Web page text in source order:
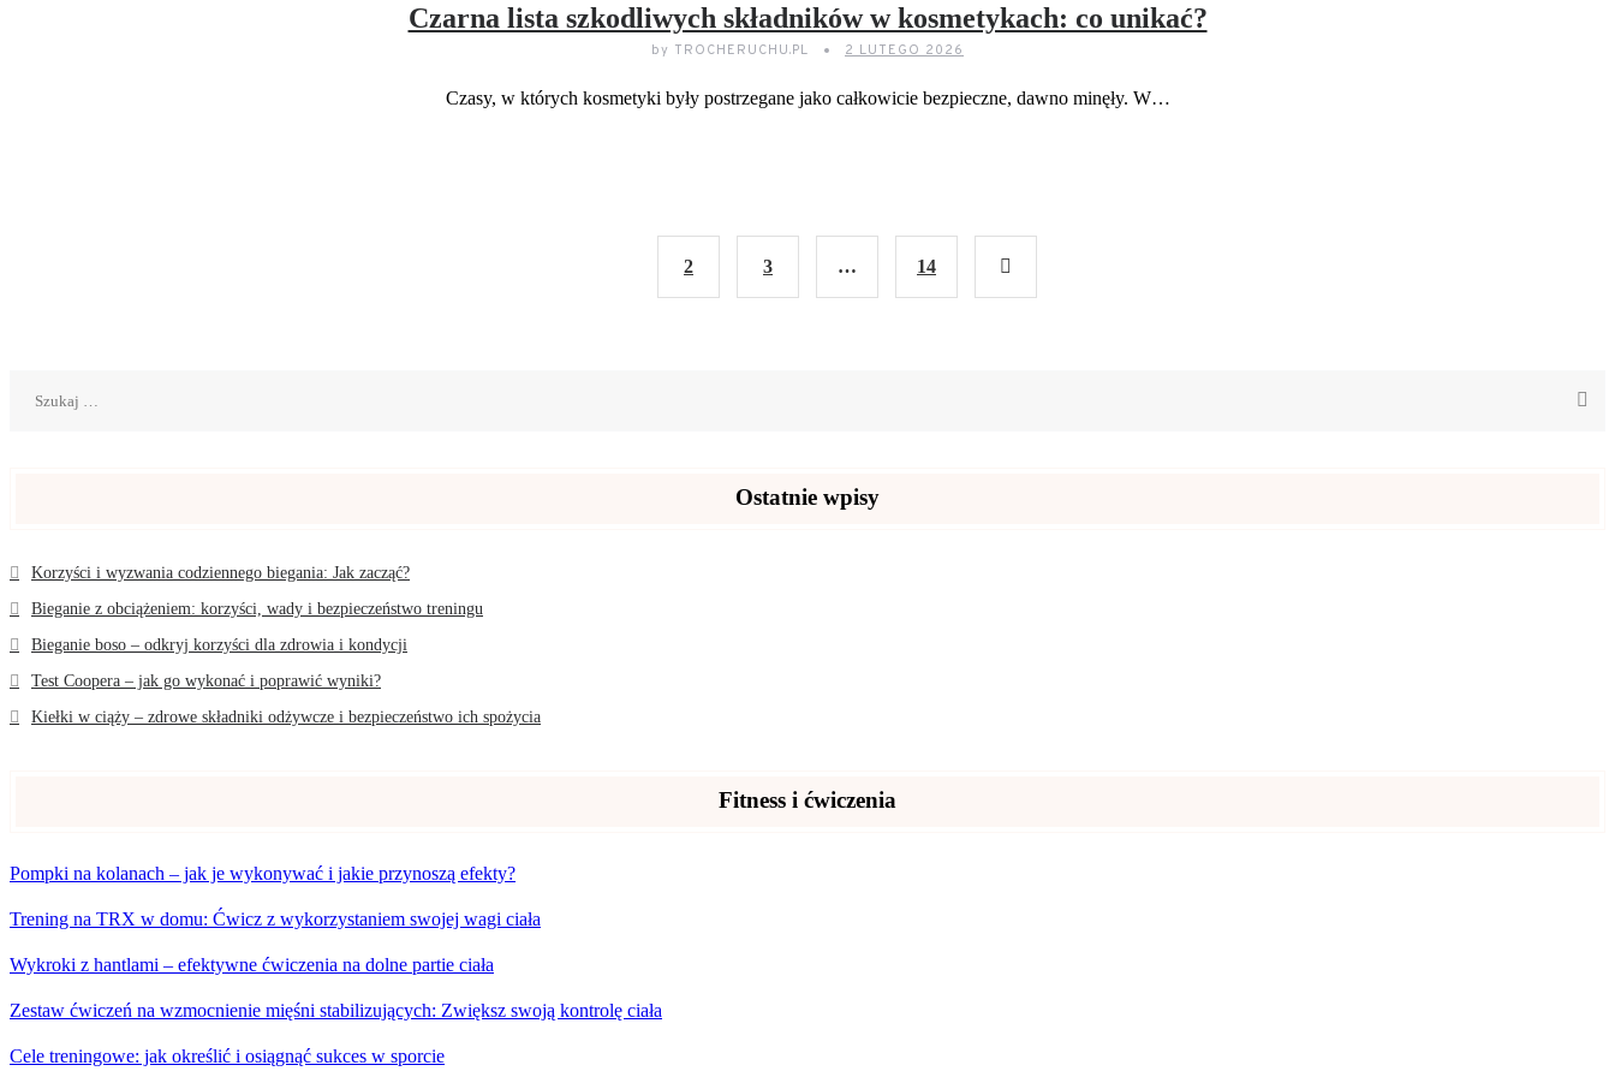
Czarna lista szkodliwych składników w kosmetykach: co unikać?
by TROCHERUCHU.PL 2 LUTEGO 2026
Czasy, w których kosmetyki były postrzegane jako całkowicie bezpieczne, dawno minęły. W…
2 3 … 14
Ostatnie wpisy
Korzyści i wyzwania codziennego biegania: Jak zacząć?
Bieganie z obciążeniem: korzyści, wady i bezpieczeństwo treningu
Bieganie boso – odkryj korzyści dla zdrowia i kondycji
Test Coopera – jak go wykonać i poprawić wyniki?
Kiełki w ciąży – zdrowe składniki odżywcze i bezpieczeństwo ich spożycia
Fitness i ćwiczenia
Pompki na kolanach – jak je wykonywać i jakie przynoszą efekty?
Trening na TRX w domu: Ćwicz z wykorzystaniem swojej wagi ciała
Wykroki z hantlami – efektywne ćwiczenia na dolne partie ciała
Zestaw ćwiczeń na wzmocnienie mięśni stabilizujących: Zwiększ swoją kontrolę ciała
Cele treningowe: jak określić i osiągnąć sukces w sporcie